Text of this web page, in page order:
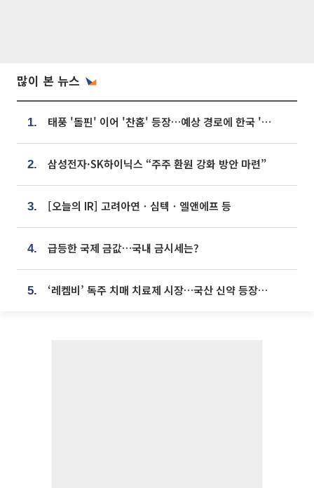
많이 본 뉴스
1. 태풍 '돌핀' 이어 '찬홈' 등장…예상 경로에 한국 '한숨'
2. 삼성전자·SK하이닉스 “주주 환원 강화 방안 마련”
3. [오늘의 IR] 고려아연ㆍ심텍ㆍ엘앤에프 등
4. 급등한 국제 금값…국내 금시세는?
5. ‘레켐비’ 독주 치매 치료제 시장…국산 신약 등장하나